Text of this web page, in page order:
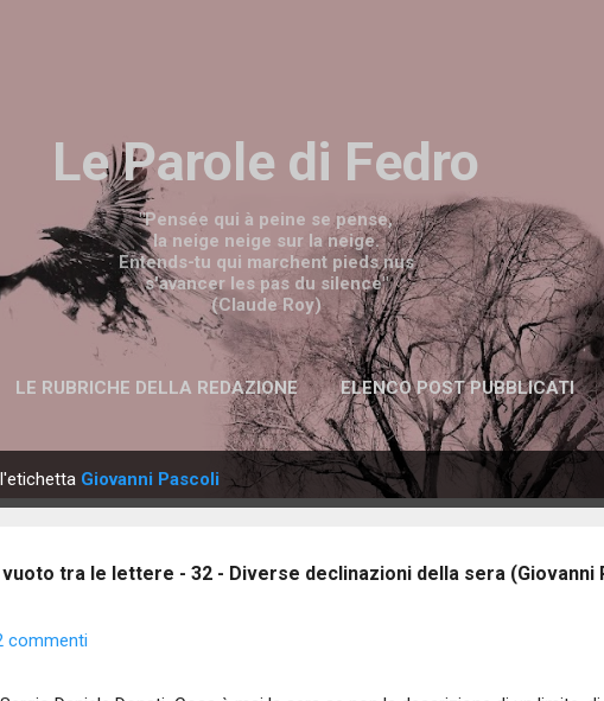
Le Parole di Fedro
"Pensée qui à peine se pense,
la neige neige sur la neige.
Entends-tu qui marchent pieds nus
s'avancer les pas du silence"
(Claude Roy)
LE RUBRICHE DELLA REDAZIONE ELENCO POST PUBBLICATI
Giovanni Pascoli
tra le lettere - 32 - Diverse declinazioni della sera (Giovanni
commenti